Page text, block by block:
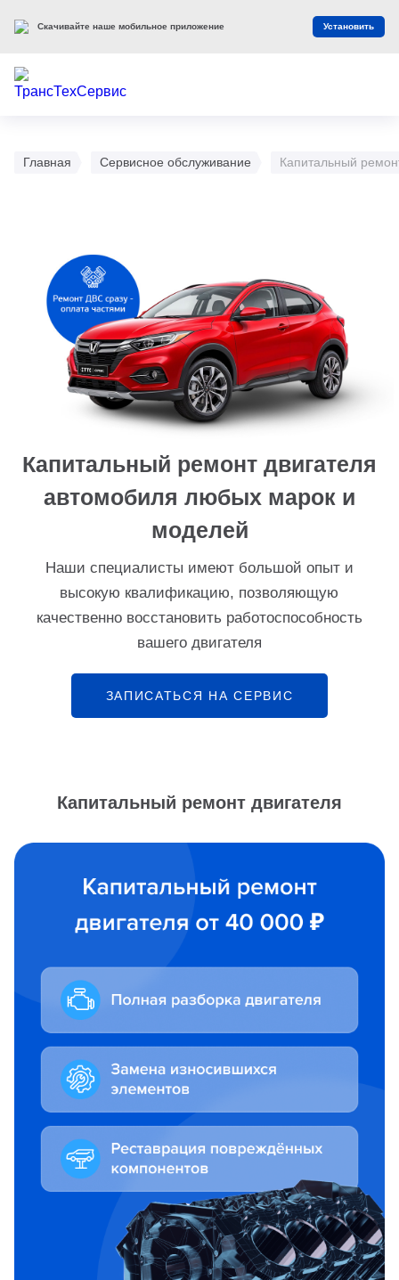
Главная Сервисное обслуживание Капитальный
Капитальный ремонт двигателя
автомобиля любых марок и
моделей
Наши специалисты имеют большой опыт и
высокую квалификацию, позволяющую
качественно восстановить работоспособность
вашего двигателя
ЗАПИСАТЬСЯ НА СЕРВИС
Капитальный ремонт двигателя
Скачивайте наше мобильное приложение Установить